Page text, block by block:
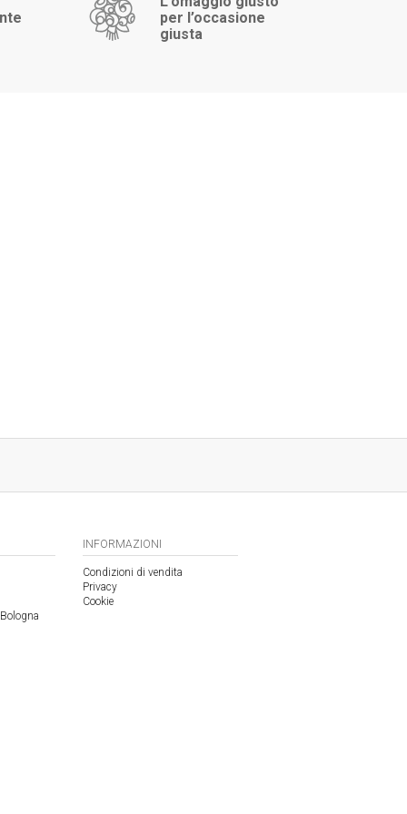
per l’occasione
giusta
INFORMAZIONI
Condizioni di vendita
Privacy
Cookie